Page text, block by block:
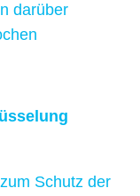
darüber
Schutz der